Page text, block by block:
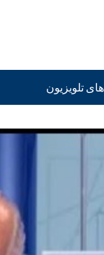
تلویزیون